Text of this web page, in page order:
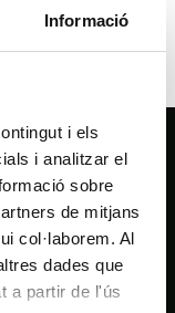
Informació
i els
i analitzar el
sobre
de mitjans
col·laborem. Al
dades que
a partir de l'ús